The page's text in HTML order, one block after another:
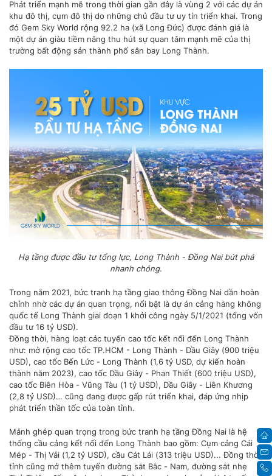
Phát triển mạnh mẽ trong thời gian gần đây là vùng 2 với các dự án
khu đô thị, cụm đô thị do những chủ đầu tư uy tín triển khai. Trong
đó Gem Sky World rộng 92.2 ha (xã Long Đức) được đánh giá là
một dự án giàu tiềm năng thu hút sự quan tâm mạnh mẽ của thị
trường bất động sản thành phố sân bay Long Thành.
Hạ tầng được đầu tư tổng lực, Long Thành - Đồng Nai bứt phá
nhanh chóng.
Trong năm 2021, bức tranh hạ tầng giao thông Đồng Nai dần hoàn
chỉnh nhờ các dự án quan trọng, nổi bật là dự án cảng hàng không
quốc tế Long Thành giai đoạn 1 khởi công ngày 5/1/2021 (tổng vốn
đầu tư 16 tỷ USD).
Đồng thời, hàng loạt các tuyến cao tốc kết nối đến Long Thành
như: mở rộng cao tốc TP.HCM - Long Thành - Dầu Giây (900 triệu
USD), cao tốc Bến Lức - Long Thành (1,6 tỷ USD, dự kiến hoàn
thành năm 2023), cao tốc Dầu Giây - Phan Thiết (600 triệu USD),
cao tốc Biên Hòa - Vũng Tàu (1 tỷ USD), Dầu Giây - Liên Khương
(2,8 tỷ USD)… cũng đang được gấp rút triển khai, đáp ứng nhịp
phát triển thần tốc của toàn tỉnh.
Mảnh ghép quan trọng trong bức tranh hạ tầng Đồng Nai là hệ
thống cầu cảng kết nối đến Long Thành bao gồm: Cụm cảng Cái
Mép - Thị Vải (1,2 tỷ USD), cầu Cát Lái (313 triệu USD)... Đồng thời,
tỉnh cũng mở thêm tuyến đường sắt Bắc - Nam, đường sắt nhẹ